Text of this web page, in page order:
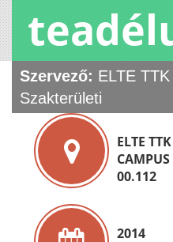
Szervező: ELTE
Szakterületi
ELTE
00.112
2014